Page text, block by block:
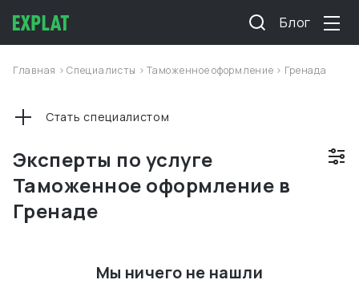
Блог
Главная >Специалисты >Таможенное оформление > Гренада
Эксперты по услуге
Таможенное оформление в
Гренаде
Стать специалистом
Мы ничего не нашли